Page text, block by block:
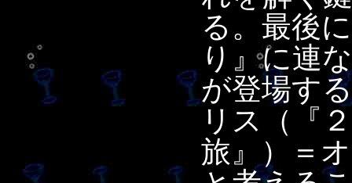
る。最後
り』に連
が登場す
リス（『
旅』）＝